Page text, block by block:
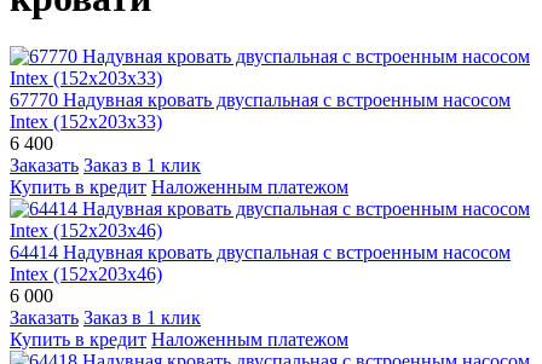
67770 Надувная кровать двуспальная с встроенным насосом
Intex (152х203х33)
6 400
Заказать Заказ в 1 клик
Купить в кредит Наложенным платежом
64414 Надувная кровать двуспальная с встроенным насосом
Intex (152х203х46)
6 000
Заказать Заказ в 1 клик
Купить в кредит Наложенным платежом